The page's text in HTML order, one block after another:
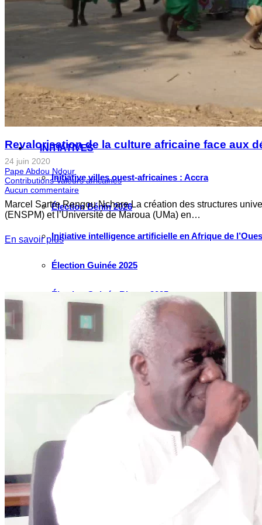
Réseaux sociaux
Les relations entre l’Afrique de l’Ouest et la Chine
Voir tous les débats
INITIATIVES
Initiative villes ouest-africaines : Accra
Élection Bénin 2026
Initiative intelligence artificielle en Afrique de
Élection Guinée 2025
Élection Guinée-Bissau 2025
Élection Côte d’Ivoire 2025
Élection Cameroun 2025
Élection Ghana 2024
Élection Mauritanie 2024
Élection Tchad 2024
Election Nigéria 2023
Les défis liés à l’eau en Afrique de l’Ouest
Revalorisation de la culture africaine face aux
24 juin 2020
Pape Abdou Ndour
Contributions Valeurs africaines
Aucun commentaire
Marcel Sartre Rengou Nchare La création des structures
(ENSPM) et l’Université de Maroua (UMa) en…
En savoir plus